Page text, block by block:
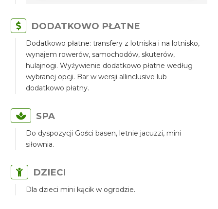
DODATKOWO PŁATNE
Dodatkowo płatne: transfery z lotniska i na lotnisko,
wynajem rowerów, samochodów, skuterów,
hulajnogi. Wyżywienie dodatkowo płatne według
wybranej opcji. Bar w wersji allinclusive lub
dodatkowo płatny.
SPA
Do dyspozycji Gości basen, letnie jacuzzi, mini
siłownia.
DZIECI
Dla dzieci mini kącik w ogrodzie.